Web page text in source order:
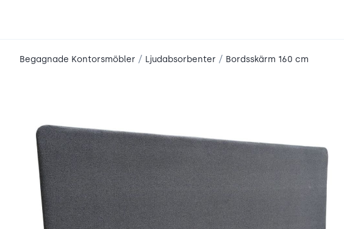
Begagnade Kontorsmöbler / Ljudabsorbenter / Bordsskärm 160 cm